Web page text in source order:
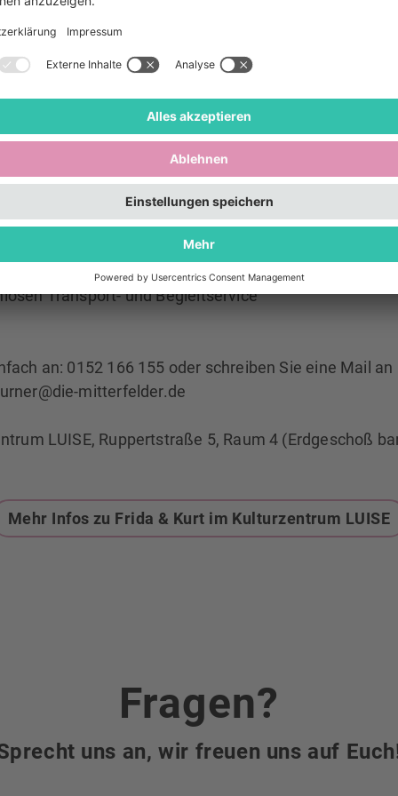
LUISE ein.
mit anderen gemeinsam singen?
angeleiteten Singstunde mit Philip Lipsky ein!
was allen Spaß macht.Teilnahme an der
die Hilfe brauchen, um zu uns zu kommen,
Transport- und Begleitservice
an: 0152 166 155 oder schreiben Sie eine Mail an
mitterfelder.de
LUISE, Ruppertstraße 5, Raum 4 (Erdgeschoß
Mehr Infos zu Frida & Kurt im Kulturzentrum LUISE
Fragen?
uns an, wir freuen uns auf